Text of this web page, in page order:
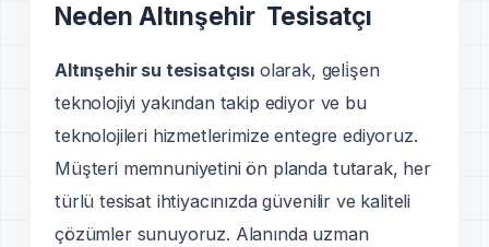
Neden Altınşehir Tesisatçı
Altınşehir su tesisatçısıolarak, geli̇şen
teknolojiyi yakından takip ediyor ve bu
teknolojileri hizmetlerimize entegre ediyoruz.
Müşteri memnuniyetini ön planda tutarak, her
türlü tesisat ihtiyacınızda güvenilir ve kaliteli
çözümler sunuyoruz. Alanında uzman